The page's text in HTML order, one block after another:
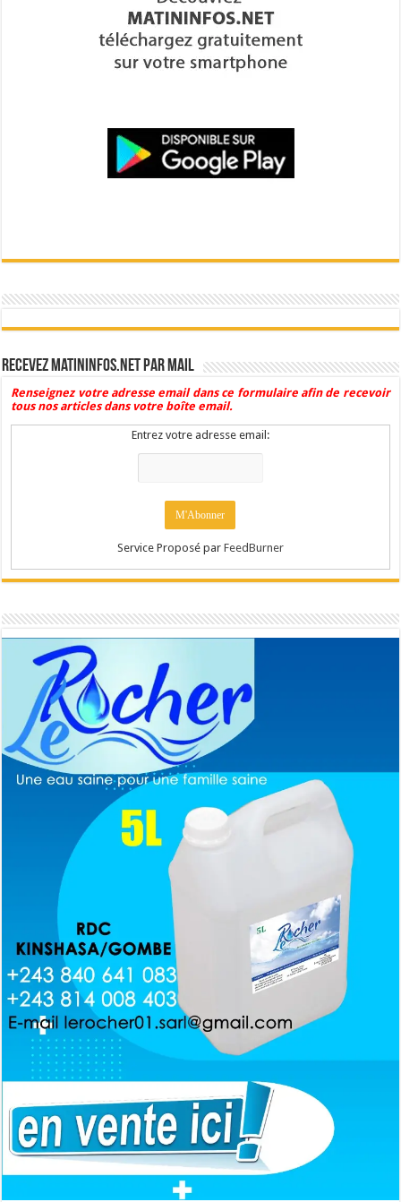
Recevez Matininfos.net par mail
Renseignez votre adresse email dans ce formulaire afin de recevoir
tous nos articles dans votre boîte email.
Entrez votre adresse email:
Service Proposé par FeedBurner